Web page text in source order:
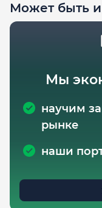
Может быть
Мы
научим
рынке
наши